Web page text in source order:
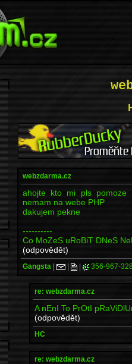
webzdarma.cz
ahojte kto mi pls pomoze
nemam na webe PHP
dakujem pekne
----------
Co MoZeS uRoBiT DNeS
(odpovědět)
Gangsta | | | 356-967-
re: webzdarma.cz
A nEnI To PrOtI
(odpovědět)
HC
re: webzdarma.cz